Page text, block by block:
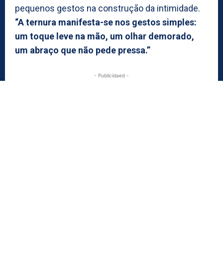
pequenos gestos na construção da intimidade.
“A ternura manifesta-se nos gestos simples:
um toque leve na mão, um olhar demorado,
um abraço que não pede pressa.”
- Publicidaed -